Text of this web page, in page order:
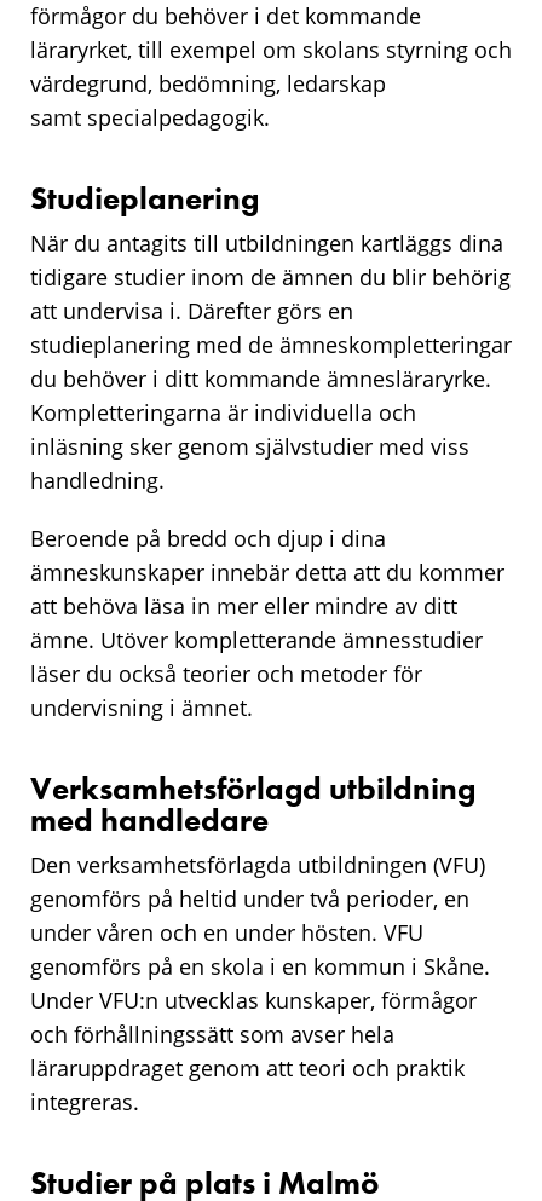
förmågor du behöver i det kommande
läraryrket, till exempel om skolans styrning och
värdegrund, bedömning, ledarskap
samt specialpedagogik.
Studieplanering
När du antagits till utbildningen kartläggs dina
tidigare studier inom de ämnen du blir behörig
att undervisa i. Därefter görs en
studieplanering med de ämneskompletteringar
du behöver i ditt kommande ämnesläraryrke.
Kompletteringarna är individuella och
inläsning sker genom självstudier med viss
handledning.
Beroende på bredd och djup i dina
ämneskunskaper innebär detta att du kommer
att behöva läsa in mer eller mindre av ditt
ämne. Utöver kompletterande ämnesstudier
läser du också teorier och metoder för
undervisning i ämnet.
Verksamhetsförlagd utbildning
med handledare
Den verksamhetsförlagda utbildningen (VFU)
genomförs på heltid under två perioder, en
under våren och en under hösten. VFU
genomförs på en skola i en kommun i Skåne.
Under VFU:n utvecklas kunskaper, förmågor
och förhållningssätt som avser hela
läraruppdraget genom att teori och praktik
integreras.
Studier på plats i Malmö